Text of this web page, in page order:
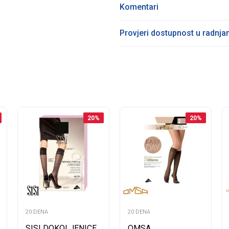
Komentari
Provjeri dostupnost u
20%
20 DENA
20%
20 DENA